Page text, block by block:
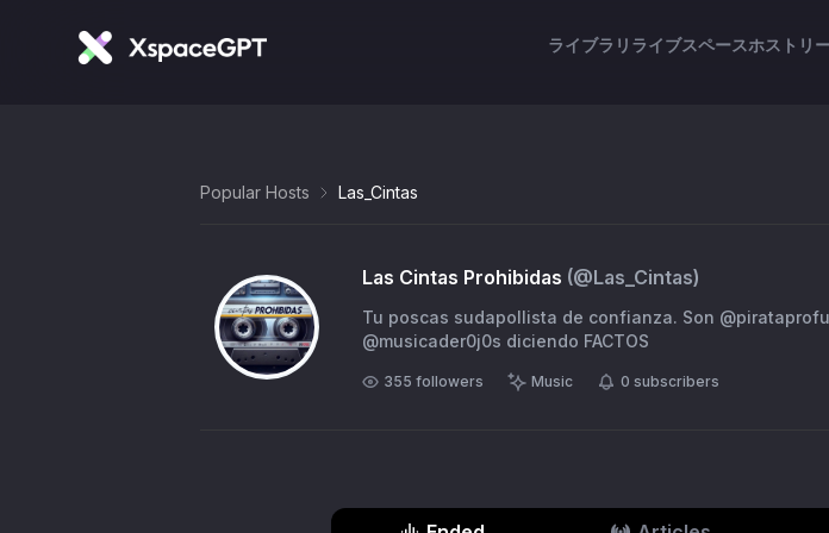
ライブラリ ライブスペースホスト リ
Popular Hosts Las_Cintas
Las Cintas Prohibidas (@Las_Cintas)
Tu poscas sudapollista de confianza. Son
@musicader0j0s diciendo FACTOS
355 followers Music 0 subscribers